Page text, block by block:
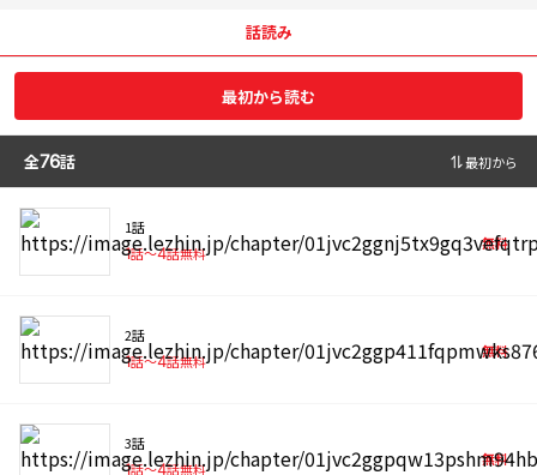
話読み
最初から読む
全76話 最初から
1話
1話〜4話無料
無料
2話
1話〜4話無料
無料
3話
1話〜4話無料
無料